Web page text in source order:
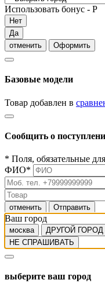
Использовать бонус - Р
Нет
Да
отменить
Оформить
Базовые модели
Товар добавлен в
Сообщить о
* Поля, обязательные
ФИО*
отменить Отправить
Ваш город
москва ДРУГОЙ ГОРОД
НЕ СПРАШИВАТЬ
выберите ваш город